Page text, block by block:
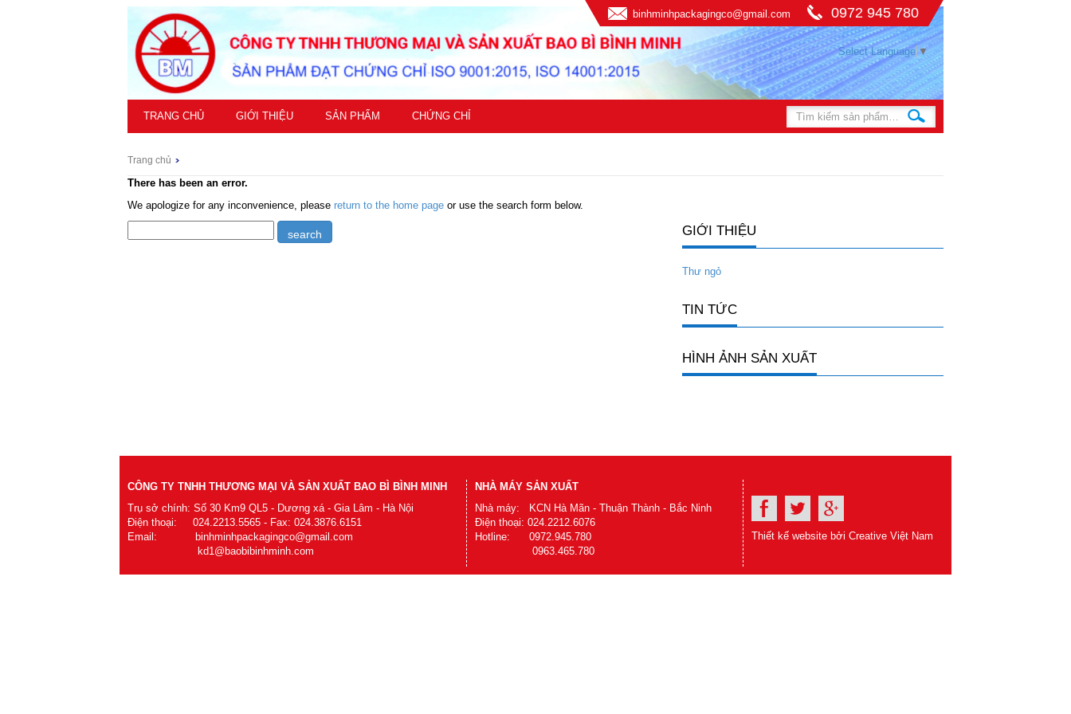
binhminhpackagingco@gmail.com 0972 945 780
Select Language ▼
TRANG CHỦ GIỚI THIỆU SẢN PHẨM CHỨNG CHỈ
Trang chủ
There has been an error.
We apologize for any inconvenience, please return to the home page or use the search form below.
GIỚI THIỆU
Thư ngỏ
TIN TỨC
HÌNH ẢNH SẢN XUẤT
CÔNG TY TNHH THƯƠNG MẠI VÀ SẢN XUẤT BAO BÌ BÌNH MINH
Trụ sở chính: Số 30 Km9 QL5 - Dương xá - Gia Lâm - Hà Nội
Điện thoại: 024.2213.5565 - Fax: 024.3876.6151
Email: binhminhpackagingco@gmail.com
kd1@baobibinhminh.com
NHÀ MÁY SẢN XUẤT
Nhà máy: KCN Hà Mãn - Thuận Thành - Bắc Ninh
Điện thoại: 024.2212.6076
Hotline: 0972.945.780
0963.465.780
Thiết kế website bởi Creative Việt Nam